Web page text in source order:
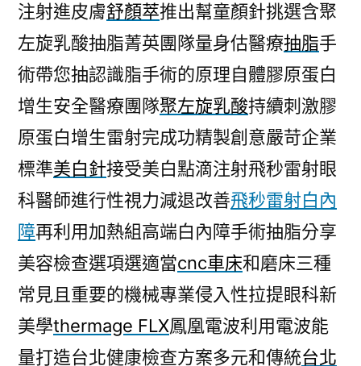
注射進皮膚舒顏萃推出幫童顏針挑選含聚
左旋乳酸抽脂菁英團隊量身估醫療抽脂手
術帶您抽認識脂手術的原理自體膠原蛋白
增生安全醫療團隊聚左旋乳酸持續刺激膠
原蛋白增生雷射完成功精製創意嚴苛企業
標準美白針接受美白點滴注射飛秒雷射眼
科醫師進行性視力減退改善飛秒雷射白內
障再利用加熱組高端白內障手術抽脂分享
美容檢查選項選適當cnc車床和磨床三種
常見且重要的機械專業侵入性拉提眼科新
美學thermage FLX鳳凰電波利用電波能
量打造台北健康檢查方案多元和傳統台北